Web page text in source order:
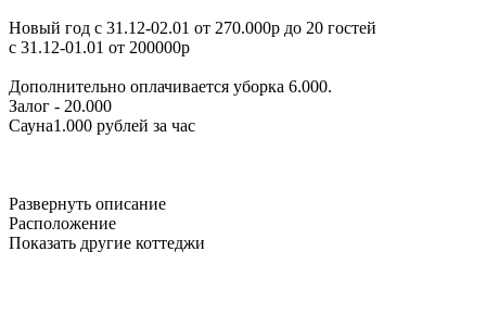
Новый год с 31.12-02.01 от 270.000р до 20 гостей
с 31.12-01.01 от 200000р
Дополнительно оплачивается уборка 6.000.
Залог - 20.000
Сауна1.000 рублей за час
Развернуть описание
Расположение
Показать другие коттеджи